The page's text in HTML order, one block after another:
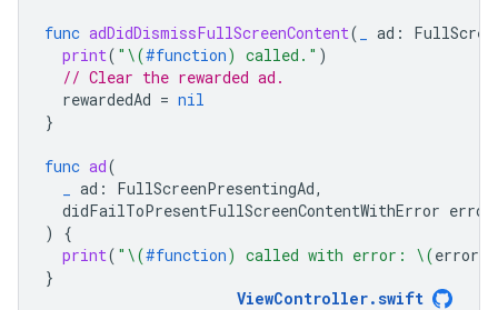
func adDidDismissFullScreenContent( ad :
print( " \(#function) called." )
// Clear the rewarded ad.
rewardedAd = nil
}
func ad(
ad : FullScreenPresentingAd,
didFailToPresentFullScreenContentWithError error
)
{
print( " \(#function) called with error: \(error
}
ViewController.swift